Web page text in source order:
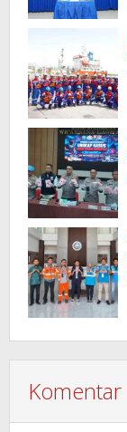
Komentar